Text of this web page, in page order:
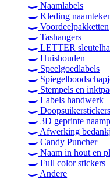
Naamlabels
Kleding
Voordeelpakketten
Tashangers
LETTER
Huishouden
Speelgoedlabels
Stempels en
Labels handwerk
3D geprinte
Afwerking
Candy Puncher
Naam in hout en
Full color stickers
Andere